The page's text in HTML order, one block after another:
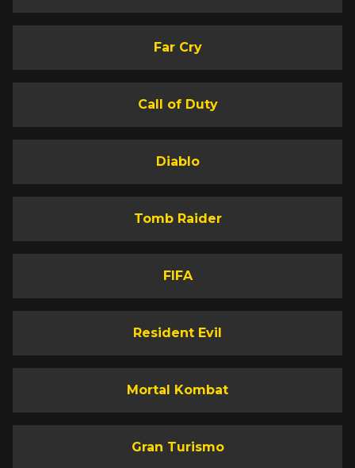
Far Cry
Call of Duty
Diablo
Tomb Raider
FIFA
Resident Evil
Mortal Kombat
Gran Turismo